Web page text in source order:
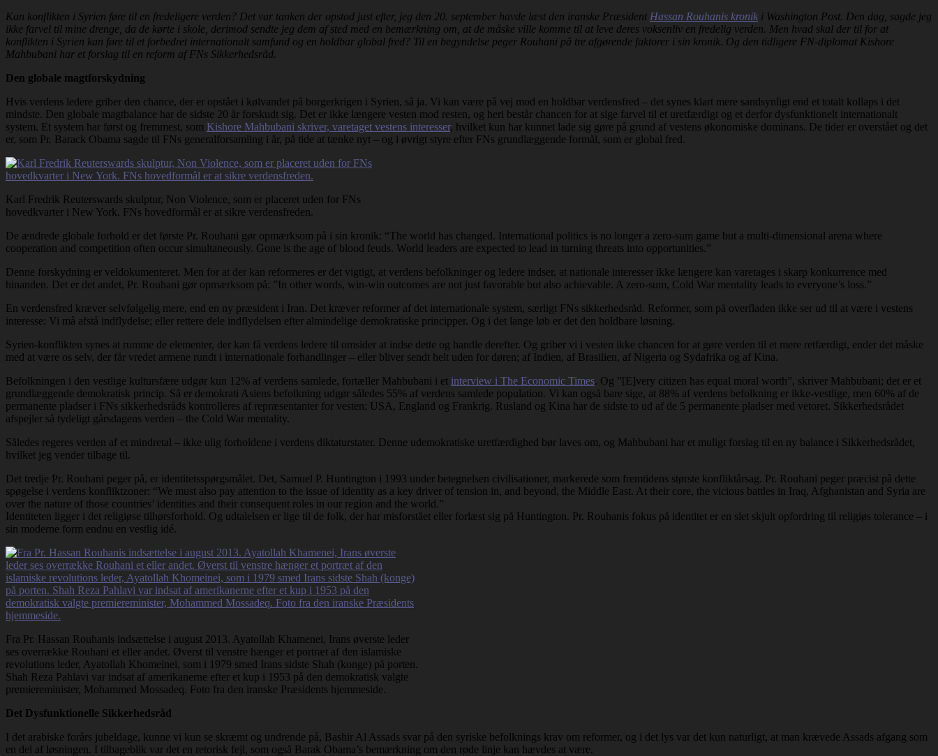
Kan konflikten i Syrien føre til en fredeligere verden? Det var tanken der opstod just efter, jeg den 20. september havde læst den iranske Præsident Hassan Rouhanis kronik i Washington Post. Den dag, sagde jeg
ikke farvel til mine drenge, da de kørte i skole, derimod sendte jeg dem af sted med en bemærkning om, at de måske ville komme til at leve deres voksenliv en fredelig verden. Men hvad skal der til for at
konflikten i Syrien kan føre til et forbedret internationalt samfund og en holdbar global fred? Til en begyndelse peger Rouhani på tre afgørende faktorer i sin kronik. Og den tidligere FN-diplomat Kishore
Mahbubani har et forslag til en reform af FNs Sikkerhedsråd.
Den globale magtforskydning
Hvis verdens ledere griber den chance, der er opstået i kølvandet på borgerkrigen i Syrien, så ja. Vi kan være på vej mod en holdbar verdensfred – det synes klart mere sandsynligt end et totalt kollaps i det
mindste. Den globale magtbalance har de sidste 20 år forskudt sig. Det er ikke længere vesten mod resten, og heri består chancen for at sige farvel til et uretfærdigt og et derfor dysfunktionelt internationalt
system. Et system har først og fremmest, som Kishore Mahbubani skriver, varetaget vestens interesser, hvilket kun har kunnet lade sig gøre på grund af vestens økonomiske dominans. De tider er overstået og det
er, som Pr. Barack Obama sagde til FNs generalforsamling i år, på tide at tænke nyt – og i øvrigt styre efter FNs grundlæggende formål, som er global fred.
Karl Fredrik Reuterswards skulptur, Non Violence, som er placeret uden for FNs
hovedkvarter i New York. FNs hovedformål er at sikre verdensfreden.
De ændrede globale forhold er det første Pr. Rouhani gør opmærksom på i sin kronik: “The world has changed. International politics is no longer a zero-sum game but a multi-dimensional arena where
cooperation and competition often occur simultaneously. Gone is the age of blood feuds. World leaders are expected to lead in turning threats into opportunities.”
Denne forskydning er veldokumenteret. Men for at der kan reformeres er det vigtigt, at verdens befolkninger og ledere indser, at nationale interesser ikke længere kan varetages i skarp konkurrence med
hinanden. Det er det andet, Pr. Rouhani gør opmærksom på: ”In other words, win-win outcomes are not just favorable but also achievable. A zero-sum, Cold War mentality leads to everyone’s loss.”
En verdensfred kræver selvfølgelig mere, end en ny præsident i Iran. Det kræver reformer af det internationale system, særligt FNs sikkerhedsråd. Reformer, som på overfladen ikke ser ud til at være i vestens
interesse: Vi må afstå indflydelse; eller rettere dele indflydelsen efter almindelige demokratiske principper. Og i det lange løb er det den holdbare løsning.
Syrien-konflikten synes at rumme de elementer, der kan få verdens ledere til omsider at indse dette og handle derefter. Og griber vi i vesten ikke chancen for at gøre verden til et mere retfærdigt, ender det måske
med at være os selv, der får vredet armene rundt i internationale forhandlinger – eller bliver sendt helt uden for døren; af Indien, af Brasilien, af Nigeria og Sydafrika og af Kina.
Befolkningen i den vestlige kultursfære udgør kun 12% af verdens samlede, fortæller Mahbubani i et interview i The Economic Times. Og ”[E]very citizen has equal moral worth”, skriver Mahbubani; det er et
grundlæggende demokratisk princip. Så er demokrati Asiens befolkning udgør således 55% af verdens samlede population. Vi kan også bare sige, at 88% af verdens befolkning er ikke-vestlige, men 60% af de
permanente pladser i FNs sikkerhedsråds kontrolleres af repræsentanter for vesten; USA, England og Frankrig. Rusland og Kina har de sidste to ud af de 5 permanente pladser med vetoret. Sikkerhedsrådet
afspejler så tydeligt gårsdagens verden – the Cold War mentality.
Således regeres verden af et mindretal – ikke ulig forholdene i verdens diktaturstater. Denne udemokratiske uretfærdighed bør laves om, og Mahbubani har et muligt forslag til en ny balance i Sikkerhedsrådet,
hvilket jeg vender tilbage til.
Det tredje Pr. Rouhani peger på, er identitetsspørgsmålet. Det, Samuel P. Huntington i 1993 under betegnelsen civilisationer, markerede som fremtidens største konfliktårsag. Pr. Rouhani peger præcist på dette
spøgelse i verdens konfliktzoner: “We must also pay attention to the issue of identity as a key driver of tension in, and beyond, the Middle East. At their core, the vicious battles in Iraq, Afghanistan and Syria are
over the nature of those countries’ identities and their consequent roles in our region and the world.”
Identiteten ligger i det religiøse tilhørsforhold. Og udtalelsen er lige til de folk, der har misforstået eller forlæst sig på Huntington. Pr. Rouhanis fokus på identitet er en slet skjult opfordring til religiøs tolerance – i
sin moderne form endnu en vestlig idé.
Fra Pr. Hassan Rouhanis indsættelse i august 2013. Ayatollah Khamenei, Irans øverste leder
ses overrække Rouhani et eller andet. Øverst til venstre hænger et portræt af den islamiske
revolutions leder, Ayatollah Khomeinei, som i 1979 smed Irans sidste Shah (konge) på porten.
Shah Reza Pahlavi var indsat af amerikanerne efter et kup i 1953 på den demokratisk valgte
premiereminister, Mohammed Mossadeq. Foto fra den iranske Præsidents hjemmeside.
Det Dysfunktionelle Sikkerhedsråd
I det arabiske forårs jubeldage, kunne vi kun se skræmt og undrende på, Bashir Al Assads svar på den syriske befolknings krav om reformer, og i det lys var det kun naturligt, at man krævede Assads afgang som
en del af løsningen. I tilbageblik var det en retorisk fejl, som også Barak Obama’s bemærkning om den røde linje kan hævdes at være.